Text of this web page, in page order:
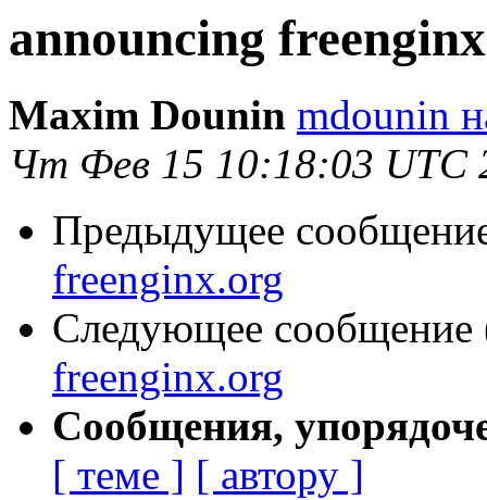
announcing
Maxim Dounin mdounin
Чт Фев 15 10:18:03 UTC
Предыдущее
freenginx.org
Следующее сообщение
freenginx.org
Сообщения,
[ теме ] [ автору ]